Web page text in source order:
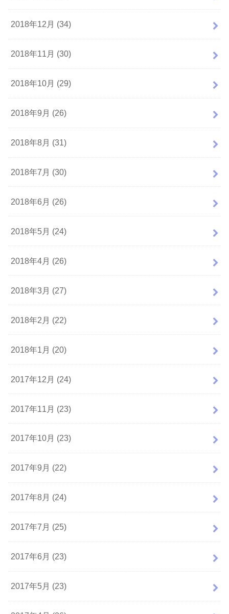
2018年12月 (34)
2018年11月 (30)
2018年10月 (29)
2018年9月 (26)
2018年8月 (31)
2018年7月 (30)
2018年6月 (26)
2018年5月 (24)
2018年4月 (26)
2018年3月 (27)
2018年2月 (22)
2018年1月 (20)
2017年12月 (24)
2017年11月 (23)
2017年10月 (23)
2017年9月 (22)
2017年8月 (24)
2017年7月 (25)
2017年6月 (23)
2017年5月 (23)